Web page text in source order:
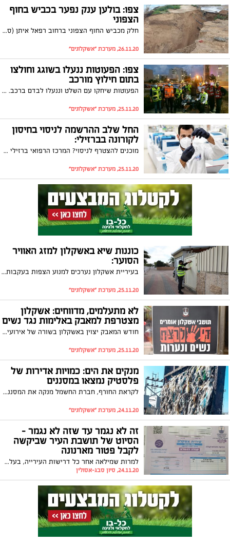
צפו: בולען ענק נפער בכביש בחוף
הצפוני
חלק מכביש החוף הצפוני ברחוב רפאל איתן (סמוך לכיכר התמנון), קרס הבוקר בעקבות הגשמים העזים. צוותים של עיריית אשקלון כבר פועלים לתיקון הבור שנפער
26.11.20, מערכת "אשקלונים"
צפו: הפעוטות ננעלו בשוגג וחולצו
בתום חילוץ מורכב
הפעוטות שיחקו עם השלט וננעלו לבדם ברכב. כונני ידידים חילצו אותן בשלום לאחר שעמלו זמן רב. בידידים מבקשים מההורים ליישם את "כלל המפתח"
25.11.20, מערכת "אשקלונים"
החל שלב ההרשמה לניסוי בחיסון
לקורונה בברזילי:
מוכנים להצטרף לניסוי? המרכז הרפואי ברזילי החל בסינון מתנדבים לביצוע מחקר לחיסון המכון הביולוגי לקורונה – שלב ב' של BriLife, חיסון המכון הביולוגי
25.11.20, מערכת "אשקלונים"
כוננות שיא באשקלון למזג האוויר
הסוער:
בעיריית אשקלון נערכים למנוע הצפות בעקבות מזג האוויר הסוער שצפוי לפקוד את אזורנו החל משעות הערב (רביעי). הודעות נתלו על דלתות הבתים, משאבות הוצבו במוקדים בעייתיים, והתושבים התבקשו לחנות את רכבם במקומות שלא מועדים להצפות
25.11.20, מערכת "אשקלונים"
לא מתעלמים, מדווחים: אשקלון
מצטרפת למאבק באלימות נגד נשים
חודש המאבק יצוין באשקלון בשורה של אירועים וביציאתו לדרך של מיזם 'שומרות הסף' לזיהוי ודיווח של מקרי אלימות. סגנית ראש העיר הממונה על הרשות לביטחון קהילתי, קידום מעמד האישה ושוויון מגדרי, מיריי אלטיט: "המקום שלנו כחברה לשים לב לסימנים ולהיעזר באנשי מקצוע, משפחה וחברים על מנת למנוע את האסון הבא"
25.11.20, מערכת "אשקלונים"
מנקים את הים: כמויות אדירות של
פלסטיק נמצאו במסננים
לקראת החורף, חברת החשמל מנקה את המסננים של תעלות הקירור בתחנות הכוח שלה. בתחנת הכוח רוטנברג באשקלון נערמו כמויות גדולות של פסולת פלסטיק שנשאבה מהים. את הפלסטיק החברה מעבירה למחזור
24.11.20, מערכת "אשקלונים"
זה לא נגמר עד שזה לא נגמר -
הסיוט של תושבת העיר שביקשה
לקבל פטור מארנונה
למרות שמילאה אחר כל דרישות העירייה, בעלת דירה באשקלון גילתה לתדהמתה כי הוטל עיקול על חשבונה. לאחר שהסדירה את העניין היא ביקשה לקבל פיצוי על פגיעה בשמה הטוב. מה פסק בית המשפט?
24.11.20, סיון סבג-אסולין